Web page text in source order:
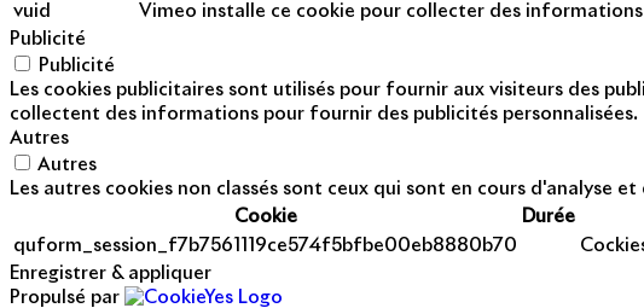
vuid
Vimeo installe ce cookie pour collecter des
Publicité
Publicité
Les cookies publicitaires sont utilisés pour fournir aux visiteurs des
collectent des informations pour fournir des publicités personnalisées.
Autres
Autres
Les autres cookies non classés sont ceux qui sont en cours d'analyse
Cookie
Durée
quform_session_f7b7561119ce574f5bfbe00eb8880b70
Enregistrer & appliquer
Propulsé par